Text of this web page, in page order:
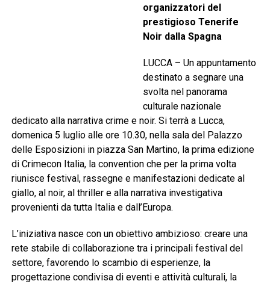
organizzatori del
prestigioso Tenerife
Noir dalla Spagna
LUCCA – Un appuntamento
destinato a segnare una
svolta nel panorama
culturale nazionale
dedicato alla narrativa crime e noir. Si terrà a Lucca,
domenica 5 luglio alle ore 10.30, nella sala del Palazzo
delle Esposizioni in piazza San Martino, la prima edizione
di Crimecon Italia, la convention che per la prima volta
riunisce festival, rassegne e manifestazioni dedicate al
giallo, al noir, al thriller e alla narrativa investigativa
provenienti da tutta Italia e dall’Europa.
L’iniziativa nasce con un obiettivo ambizioso: creare una
rete stabile di collaborazione tra i principali festival del
settore, favorendo lo scambio di esperienze, la
progettazione condivisa di eventi e attività culturali, la